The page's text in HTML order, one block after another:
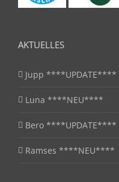
AKTUELLES
Jupp ****UPDATE****
Luna ****NEU****
Bero ****UPDATE****
Ramses ****NEU****